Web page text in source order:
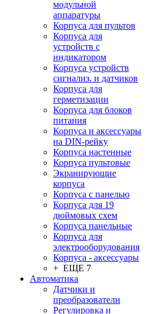
модульной
аппаратуры
Корпуса для пультов
Корпуса для
устройств с
индикатором
Корпуса устройств
сигнализ. и датчиков
Корпуса для
герметизации
Корпуса для блоков
питания
Корпуса и аксессуары
на DIN-рейку
Корпуса настенные
Корпуса пультовые
Экранирующие
корпуса
Корпуса с панелью
Корпуса для 19
дюймовых схем
Корпуса панельные
Корпуса для
электрооборудования
Корпуса - аксессуары
+ ЕЩЕ 7
Автоматика
Датчики и
преобразователи
Регулировка и